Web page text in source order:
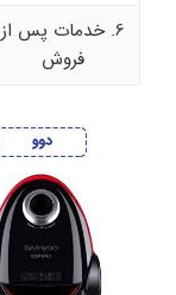
6. خدمات پس از
فروش